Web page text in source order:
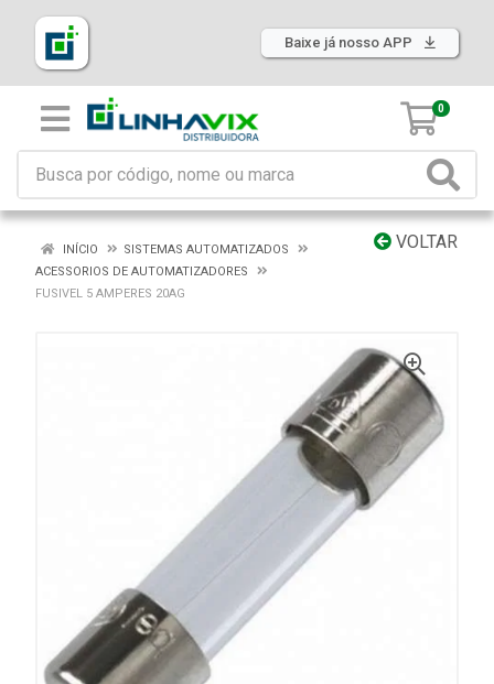
Baixe já nosso APP
0
VOLTAR
INÍCIO
SISTEMAS AUTOMATIZADOS
ACESSORIOS DE AUTOMATIZADORES
FUSIVEL 5 AMPERES 20AG